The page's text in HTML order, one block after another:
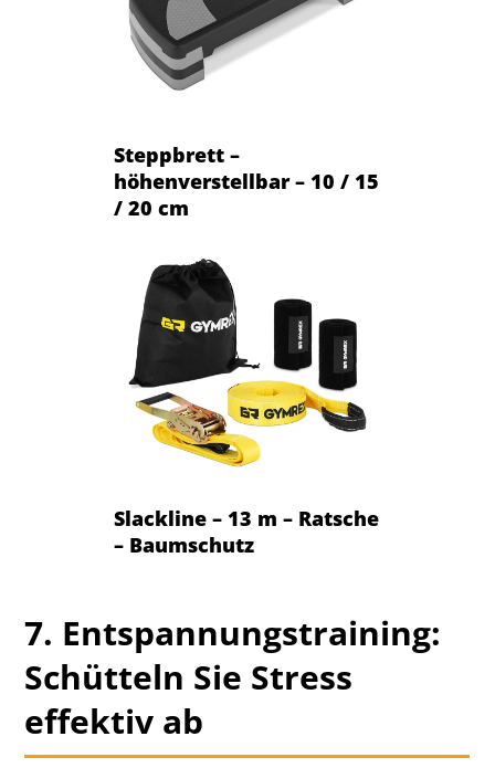
Steppbrett –
höhenverstellbar – 10 / 15
/ 20 cm
Slackline – 13 m – Ratsche
– Baumschutz
7. Entspannungstraining:
Schütteln Sie Stress
effektiv ab